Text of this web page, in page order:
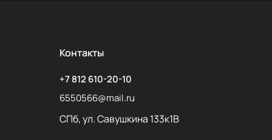
Контакты
+7 812 610-20-10
6550566@mail.ru
СПб, ул. Савушкина 133к1В